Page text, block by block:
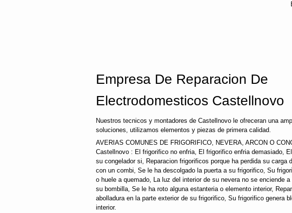
Empresa De Reparacion De
Electrodomesticos Castellnovo
Nuestros tecnicos y montadores de Castellnovo le ofreceran una
soluciones, utilizamos elementos y piezas de primera calidad.
AVERIAS COMUNES DE FRIGORIFICO, NEVERA, ARCON O
Castellnovo : El frigorifico no enfria, El frigorifico enfria demasiado,
su congelador si, Reparacion frigorificos porque ha perdida su carga
con un combi, Se le ha descolgado la puerta a su frigorifico, Su
o huele a quemado, La luz del interior de su nevera no se enciende
su bombilla, Se le ha roto alguna estanteria o elemento interior,
abolladura en la parte exterior de su frigorifico, Su frigorifico genera
interior.